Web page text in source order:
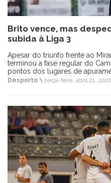
Brito vence, mas
subida à Liga 3
Apesar do triunfo frente ao
terminou a fase regular do
pontos dos lugares de
Desporto \ terça-feira, abril 21,